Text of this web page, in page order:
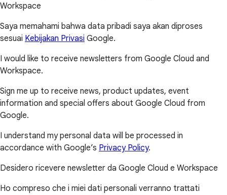
Workspace
Saya memahami bahwa data pribadi saya akan diproses
sesuai Kebijakan Privasi Google.
I would like to receive newsletters from Google Cloud and
Workspace.
Sign me up to receive news, product updates, event
information and special offers about Google Cloud from
Google.
I understand my personal data will be processed in
accordance with Google’s Privacy Policy.
Desidero ricevere newsletter da Google Cloud e Workspace
Ho compreso che i miei dati personali verranno trattati